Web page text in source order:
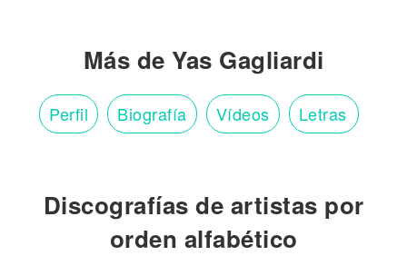
Más de Yas Gagliardi
Perfil Biografía Vídeos Letras
Discografías de artistas por
orden alfabético